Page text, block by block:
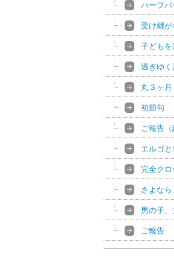
ハーフバ
受け継が
子ども
過ぎゆく
丸３ヶ月
初節句
ご報告（
エルゴ
完全ク
さよな
男の子
ご報告